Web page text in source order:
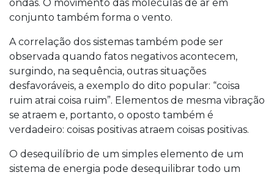
ondas. O movimento das moléculas de ar em
conjunto também forma o vento.
A correlação dos sistemas também pode ser
observada quando fatos negativos acontecem,
surgindo, na sequência, outras situações
desfavoráveis, a exemplo do dito popular: “coisa
ruim atrai coisa ruim”. Elementos de mesma vibração
se atraem e, portanto, o oposto também é
verdadeiro: coisas positivas atraem coisas positivas.
O desequilíbrio de um simples elemento de um
sistema de energia pode desequilibrar todo um